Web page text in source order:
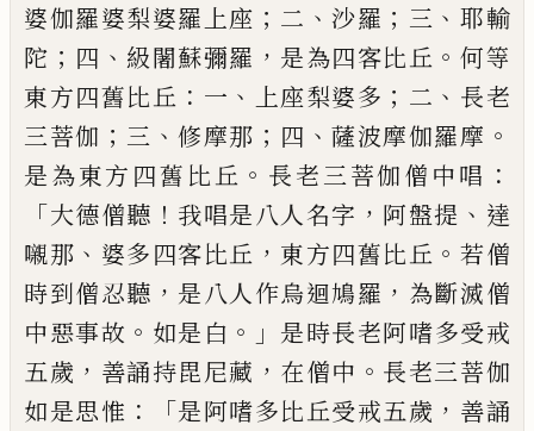
婆伽羅婆梨婆羅上座 ； 二 、沙羅 ； 三 、 耶輸
陀 ； 四 、 級闍蘇彌羅 ， 是為四客比丘 。 何等
東方四舊比丘 ： 一 、 上座梨婆多 ； 二 、 長老
三菩伽 ； 三 、修摩那 ； 四 、薩波摩伽羅摩 。
是為東方四舊比丘 。 長老三菩伽僧中唱 ：
「大德僧聽 ！ 我唱是八人名字 ， 阿盤提 、 達
嚫那 、 婆多四客比丘 ， 東方四舊比丘 。 若僧
時到僧忍聽 ， 是八人作烏迴鳩羅 ， 為斷滅僧
中惡事故 。 如是白 。」 是時長老阿嗜多受戒
五歲 ， 善誦持毘尼藏 ， 在僧中 。 長老三菩伽
如是思惟 ：「是阿嗜多比丘受戒五歲 ， 善誦